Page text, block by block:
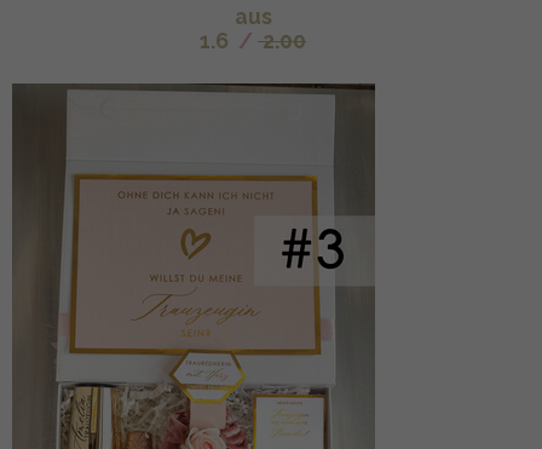
aus
1.6 / 2.00